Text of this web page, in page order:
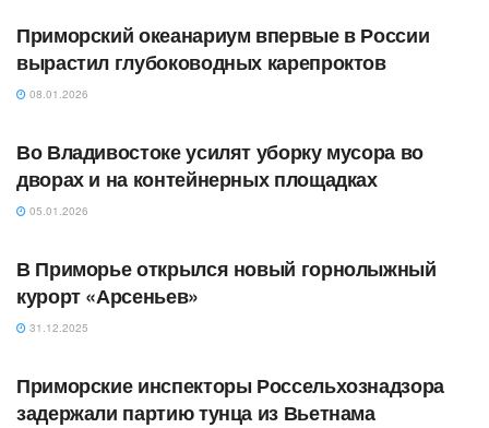
Приморский океанариум впервые в России
вырастил глубоководных карепроктов
08.01.2026
Во Владивостоке усилят уборку мусора во
дворах и на контейнерных площадках
05.01.2026
В Приморье открылся новый горнолыжный
курорт «Арсеньев»
31.12.2025
Приморские инспекторы Россельхознадзора
задержали партию тунца из Вьетнама